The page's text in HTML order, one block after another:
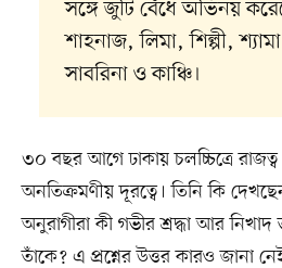
সঙ্গে জুটি বেঁধে অভিনয়
শাহনাজ, লিমা, শিল্পী,
সাবরিনা ও কাঞ্চি।
৩০ বছর আগে ঢাকায় চলচ্চিত্রে
অনতিক্রমণীয় দূরত্বে। তিনি কি
অনুরাগীরা কী গভীর শ্রদ্ধা আর নিখাদ
তাঁকে? এ প্রশ্নের উত্তর কারও জানা